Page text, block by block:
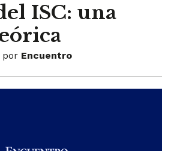
ISC: una
por Encuentro